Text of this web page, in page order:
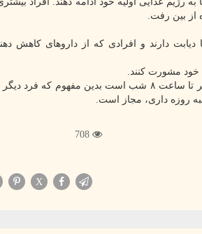
دارند و افرادی که از داروهای کاهش
خود مشورت کنند.
708
X